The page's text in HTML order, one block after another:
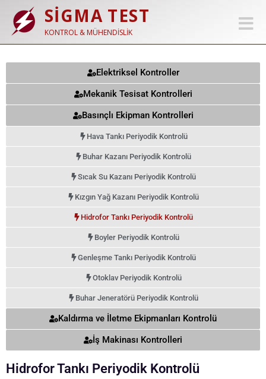
SİGMA TEST
KONTROL & MÜHENDISLIK
Toggle
Elektriksel Kontroller
Mekanik Tesisat Kontrolleri
Basınçlı Ekipman Kontrolleri
Hava Tankı Periyodik Kontrolü
Buhar Kazanı Periyodik Kontrolü
Sıcak Su Kazanı Periyodik Kontrolü
Kızgın Yağ Kazanı Periyodik Kontrolü
Hidrofor Tankı Periyodik Kontrolü
Boyler Periyodik Kontrolü
Genleşme Tankı Periyodik Kontrolü
Otoklav Periyodik Kontrolü
Buhar Jeneratörü Periyodik Kontrolü
Kaldırma ve İletme Ekipmanları Kontrolü
İş Makinası Kontrolleri
Hidrofor Tankı Periyodik Kontrolü